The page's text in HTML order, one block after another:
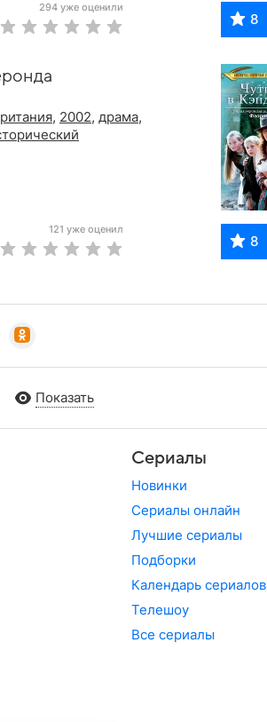
294 уже оценили
8
, 2002, драма,
121 уже оценил
8
Показать
Сериалы
Новинки
Сериалы онлайн
Лучшие сериалы
Подборки
Календарь сериалов
Телешоу
Все сериалы